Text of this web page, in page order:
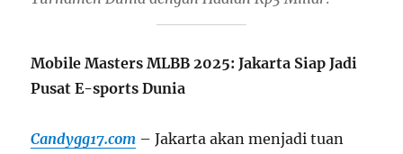
Mobile Masters MLBB 2025: Jakarta Siap Jadi
Pusat E-sports Dunia
Candygg17.com – Jakarta akan menjadi tuan